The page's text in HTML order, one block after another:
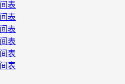
表
表
表
表
表
表